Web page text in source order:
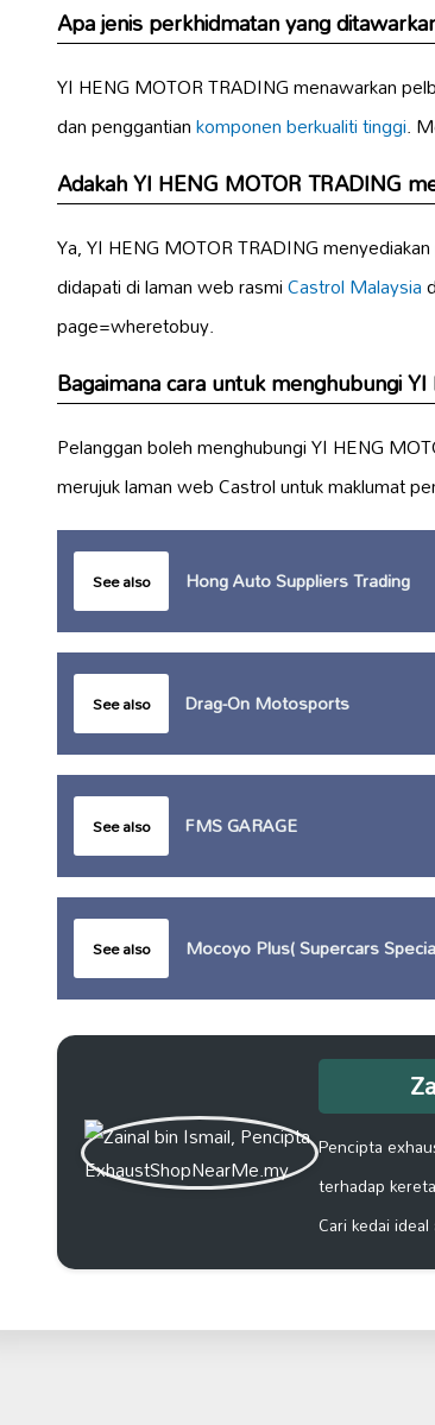
Apa jenis perkhidmatan yang
YI HENG MOTOR TRADING menawarkan
dan penggantiankomponen berkualiti tinggi.
Adakah YI HENG MOTOR TRADING
Ya, YI HENG MOTOR TRADING menyediakan
didapati di laman web rasmiCastrol Malaysia
page=wheretobuy.
Bagaimana cara untuk menghubungi
Pelanggan boleh menghubungi YI HENG
merujuk laman web Castrol untuk maklumat
See also Hong Auto Suppliers Trading
See also Drag-On Motosports
See also FMS GARAGE
See also Mocoyo Plus( Supercars
Pencipta
terhadap
Cari kedai